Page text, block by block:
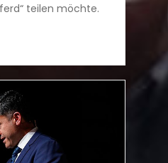
teilen möchte.